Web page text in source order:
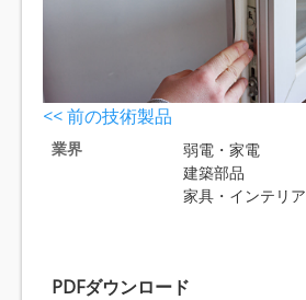
<< 前の技術製品
業界
弱電・家電
建築部品
家具・インテリア
PDFダウンロード